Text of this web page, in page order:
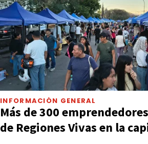
INFORMACIÓN GENERAL
Más de 300
de Regiones Vivas en la